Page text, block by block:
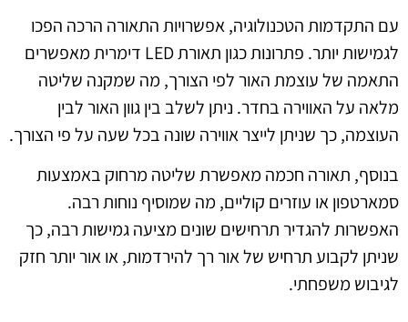
עם התקדמות הטכנולוגיה, אפשרויות התאורה הרכה הפכו
לגמישות יותר. פתרונות כגון תאורת LED דימרית מאפשרים
התאמה של עוצמת האור לפי הצורך, מה שמקנה שליטה
מלאה על האווירה בחדר. ניתן לשלב בין גוון האור לבין
העוצמה, כך שניתן לייצר אווירה שונה בכל שעה על פי הצורך.
בנוסף, תאורה חכמה מאפשרת שליטה מרחוק באמצעות
סמארטפון או עוזרים קוליים, מה שמוסיף נוחות רבה.
האפשרות להגדיר תרחישים שונים מציעה גמישות רבה, כך
שניתן לקבוע תרחיש של אור רך להירדמות, או אור יותר חזק
לגיבוש משפחתי.